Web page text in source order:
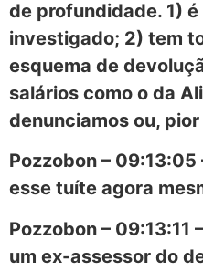
de profundidade. 1)
investigado; 2) tem
esquema de
salários como o da
denunciamos ou,
Pozzobon –
esse tuíte agora
Pozzobon – 09:13:11
um ex-assessor do